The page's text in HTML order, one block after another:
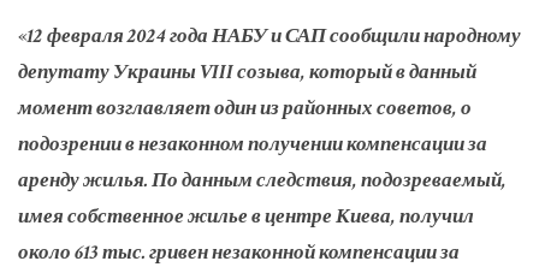
«12 февраля 2024 года НАБУ и САП сообщили народному
депутату Украины VIII созыва, который в данный
момент возглавляет один из районных советов, о
подозрении в незаконном получении компенсации за
аренду жилья. По данным следствия, подозреваемый,
имея собственное жилье в центре Киева, получил
около 613 тыс. гривен незаконной компенсации за